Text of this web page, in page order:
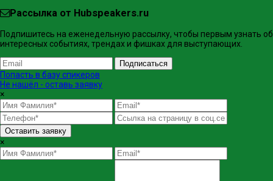
Рассылка от Hubspeakers.ru
Подпишитесь на еженедельную рассылку, чтобы первым узнать об
интересных событиях, трендах и фишках ​для выступающих.
Подписаться
Попасть в базу спикеров
Не нашёл - оставь заявку
×
Оставить заявку
×